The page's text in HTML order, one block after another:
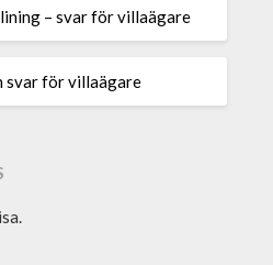
– svar för villaägare
svar för villaägare